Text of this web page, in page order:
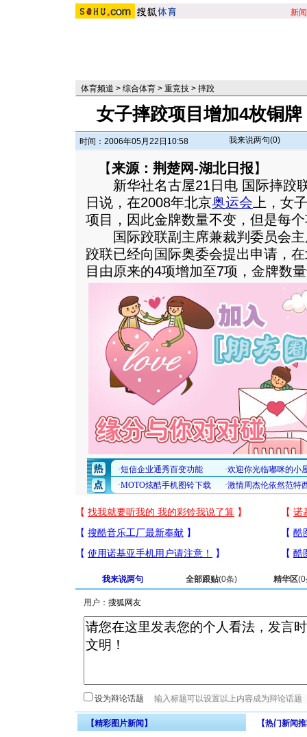
新闻
体育频道 > 综合体育 > 重竞技 > 摔跤
女子摔跤项目增加4枚铜
时间：2006年05月22日10:58 我来说两句(0)
【来源：荆楚网-湖北日报】
新华社名古屋21日电 国际摔跤联
日说，在2008年北京奥运会 上，女
项目，因此金牌数量不变，但是每
国际跤联副主席兼裁判委员会主
跤联已经向国际奥委会提出申请，
目由原来的4项增加至7项，金牌数
我来说两句 全部跟贴(0条) 精华区(0
用户：
设为辩论话题
【精彩图片新闻】 【热门新闻